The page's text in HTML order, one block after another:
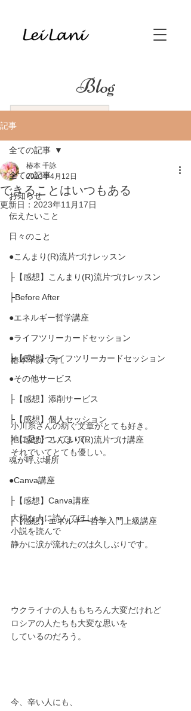
Blog
記事
全ての記事
お知らせ
伝えたいこと
日々のこと
●こんまり(R)流片づけレッスン
├【感想】こんまり(R)流片づけレッスン
├Before After
●エネルギー哲学講座
●ライフツリーカードセッション
├【感想】ライフツリーカードセッション
●その他サービス
├【感想】添削サービス
├【感想】個人セッション
├【感想】こんまり(R)流片づけ講座
魂が呼ぶ場所
●Canva講座
├【感想】Canva講座
├【感想】エネルギー哲学入門上級講座
全ての記事
できることはいつもある
椿本 千詠
2023年4月12日
更新日： 2023年11月17日
椿本千詠です。
小川糸さんの紡ぐ文章がとても好き。
地に足がついていて、
それでいてとても優しい。
大切な人に読んでほしい。
小説を読んで
静かに涙が流れたのは久しぶりです。
ウクライナの人ももちろん大変だけれど
ロシアの人たちも大変な思いを
しているのだろう。
今、辛い人にも、